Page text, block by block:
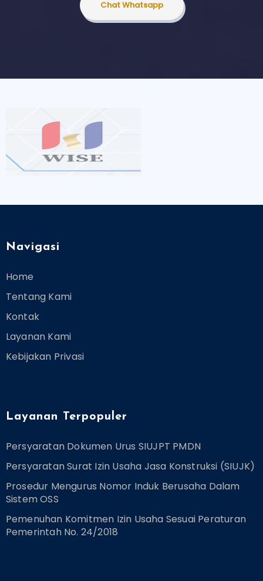
Chat Whatsapp
Navigasi
Home
Tentang Kami
Kontak
Layanan Kami
Kebijakan Privasi
Layanan Terpopuler
Persyaratan Dokumen Urus SIUJPT PMDN
Persyaratan Surat Izin Usaha Jasa Konstruksi (SIUJK)
Prosedur Mengurus Nomor Induk Berusaha Dalam
Sistem OSS
Pemenuhan Komitmen Izin Usaha Sesuai Peraturan
Pemerintah No. 24/2018